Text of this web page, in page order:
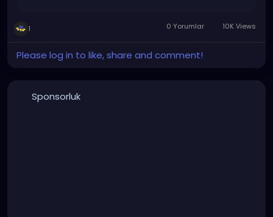
1 0 Yorumlar 10K Views
Please log in to like, share and comment!
Sponsorluk